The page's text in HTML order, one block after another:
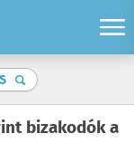
bizakodók a